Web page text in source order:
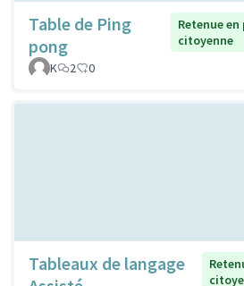
Table de Ping
pong
Retenue
citoyenne
K
2 0
Tableaux de langage